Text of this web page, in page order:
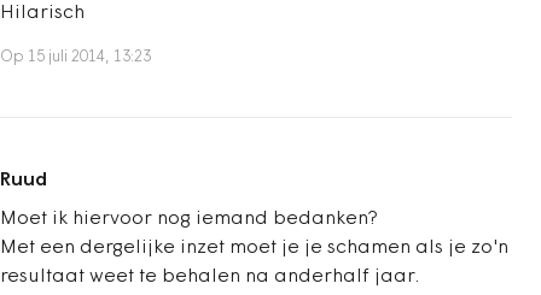
Hilarisch
Op 15 juli 2014, 13:23
Ruud
Moet ik hiervoor nog iemand bedanken?
Met een dergelijke inzet moet je je schamen als je zo'n
resultaat weet te behalen na anderhalf jaar.